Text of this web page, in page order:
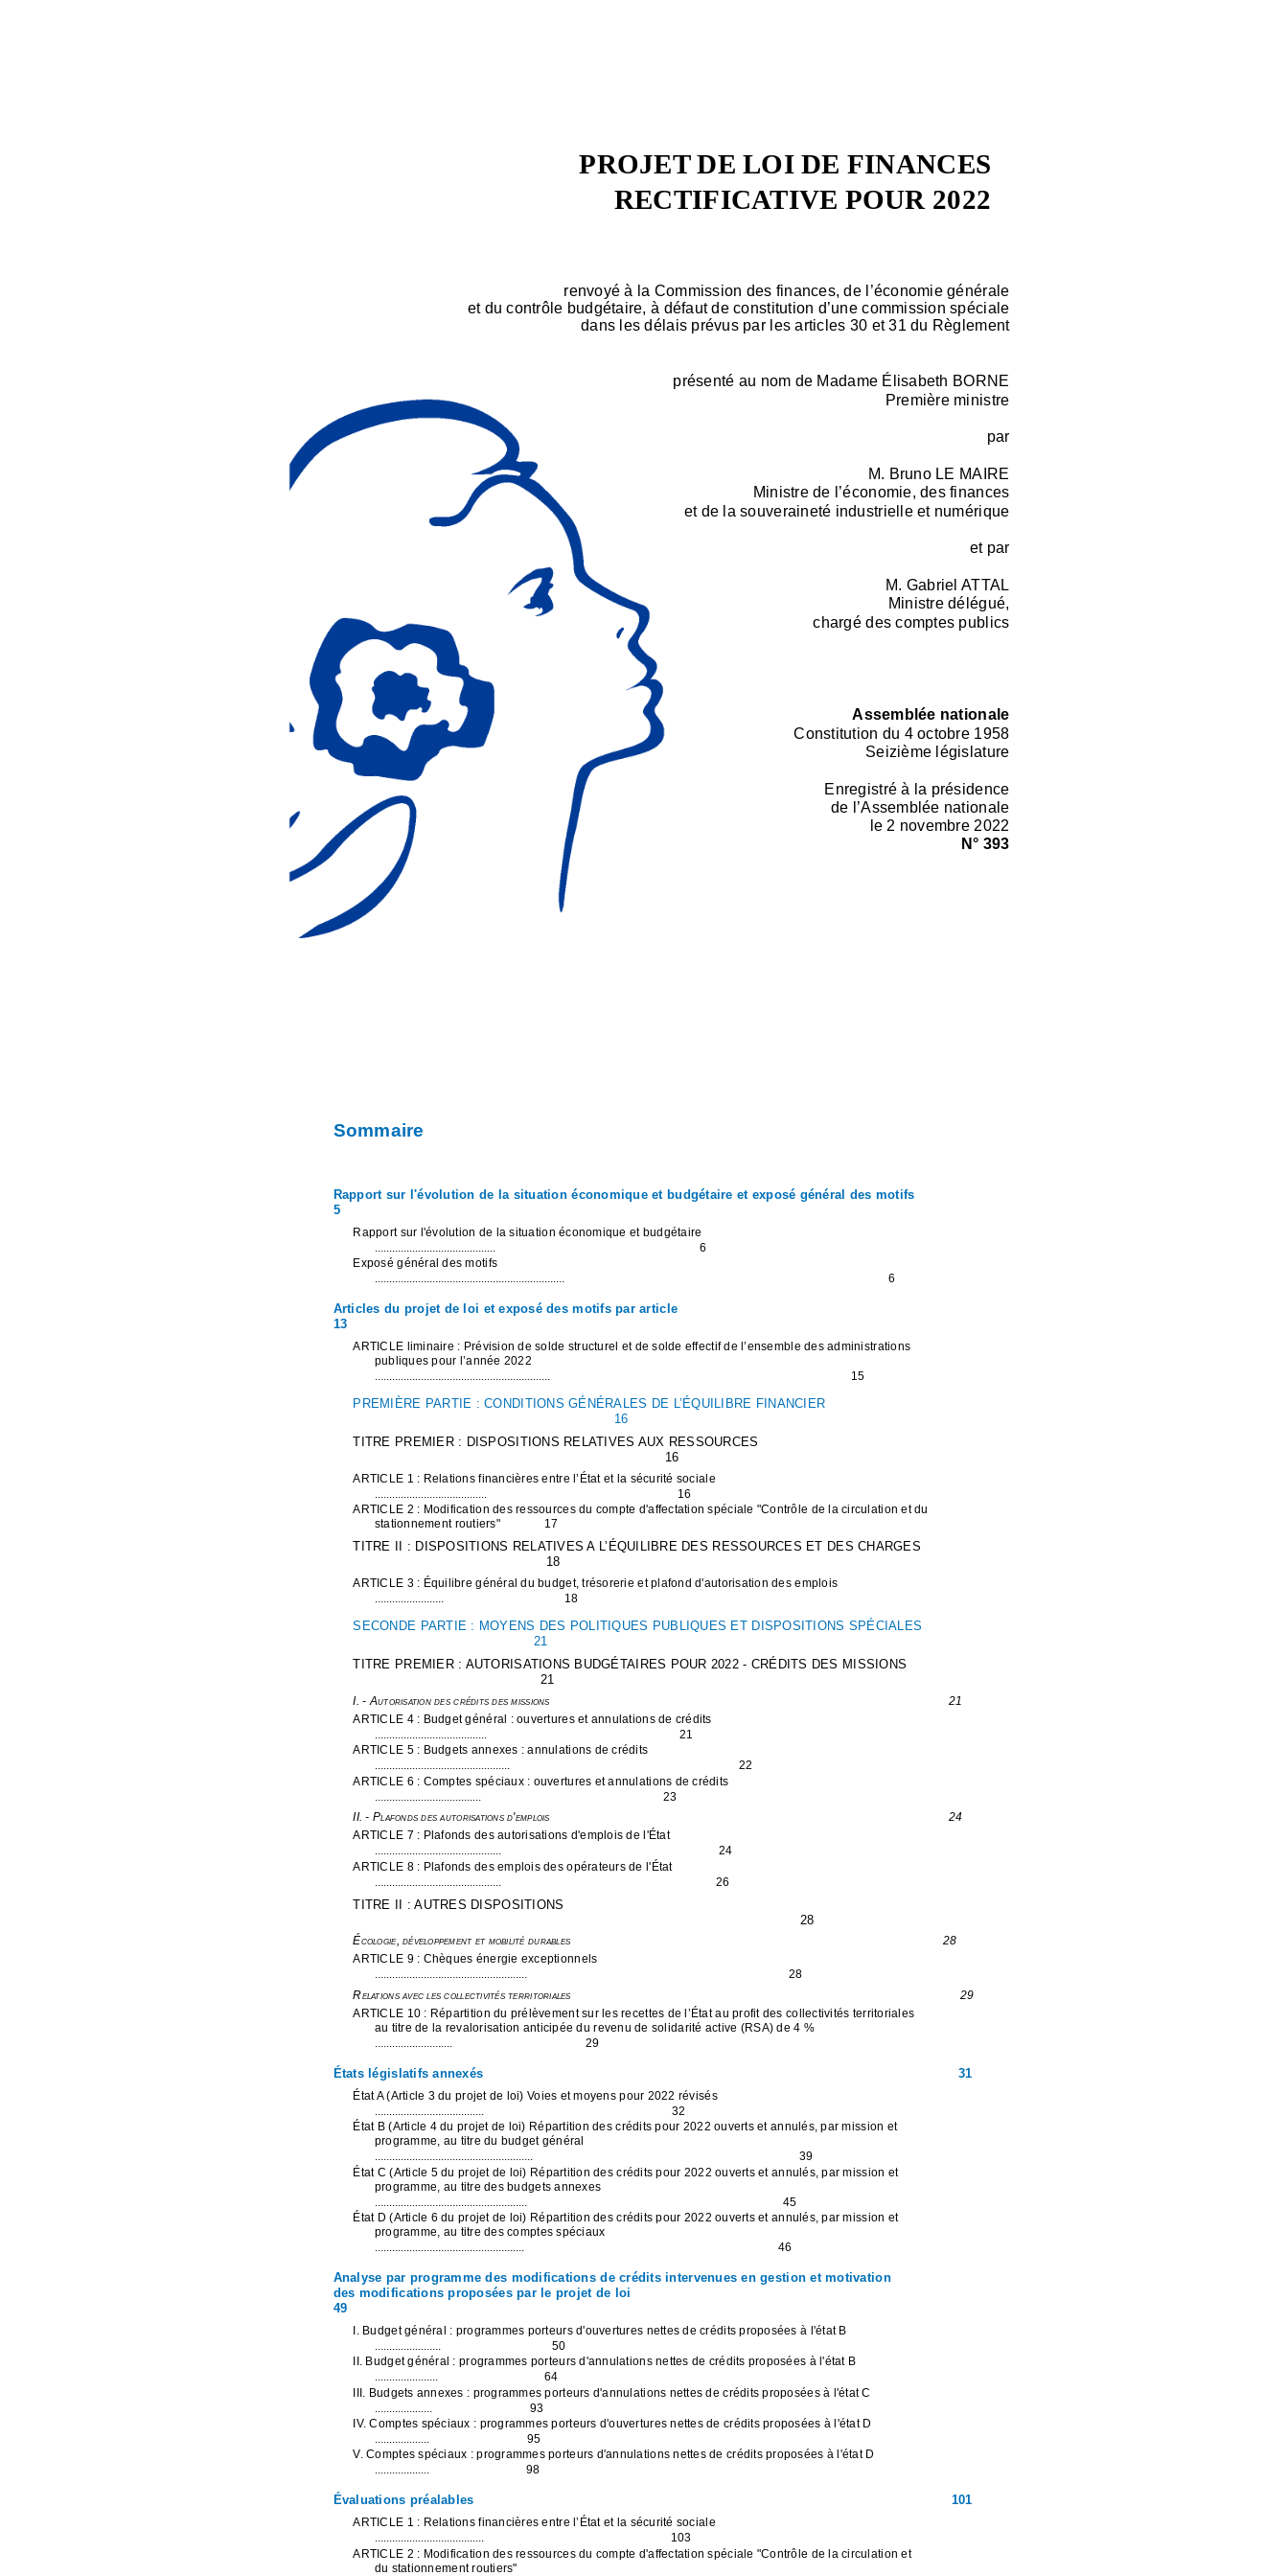
PROJET DE LOI DE FINANCES
RECTIFICATIVE POUR 2022
renvoyé à la Commission des finances, de l’économie générale
et du contrôle budgétaire, à défaut de constitution d’une commission spéciale
dans les délais prévus par les articles 30 et 31 du Règlement
présenté au nom de Madame Élisabeth BORNE
Première ministre
par
M. Bruno LE MAIRE
Ministre de l’économie, des finances
et de la souveraineté industrielle et numérique
et par
M. Gabriel ATTAL
Ministre délégué,
chargé des comptes publics
Assemblée nationale
Constitution du 4 octobre 1958
Seizième législature
Enregistré à la présidence
de l’Assemblée nationale
le 2 novembre 2022
N° 393
Sommaire
Rapport sur l'évolution de la situation économique et budgétaire et exposé général des motifs
5
Rapport sur l'évolution de la situation économique et budgétaire
6
Exposé général des motifs
.................................................................. 6
Articles du projet de loi et exposé des motifs par article
13
ARTICLE liminaire : Prévision de solde structurel et de solde effectif de l’ensemble des administrations
publiques pour l’année 2022
............................................................. 15
PREMIÈRE PARTIE : CONDITIONS GÉNÉRALES DE L’ÉQUILIBRE FINANCIER
16
TITRE PREMIER : DISPOSITIONS RELATIVES AUX RESSOURCES
16
ARTICLE 1 : Relations financières entre l’État et la sécurité sociale
.......................................
16
ARTICLE 2 : Modification des ressources du compte d'affectation spéciale "Contrôle de la circulation et du
stationnement routiers"
17
TITRE II : DISPOSITIONS RELATIVES A L’ÉQUILIBRE DES RESSOURCES ET DES CHARGES
18
ARTICLE 3 : Équilibre général du budget, trésorerie et plafond d'autorisation des emplois
........................ 18
SECONDE PARTIE : MOYENS DES POLITIQUES PUBLIQUES ET DISPOSITIONS SPÉCIALES
21
TITRE PREMIER : AUTORISATIONS BUDGÉTAIRES POUR 2022 - CRÉDITS DES MISSIONS
21
I. - Autorisation des crédits des missions
21
ARTICLE 4 : Budget général : ouvertures et annulations de crédits
.......................................
21
ARTICLE 5 : Budgets annexes : annulations de crédits
...............................................
22
ARTICLE 6 : Comptes spéciaux : ouvertures et annulations de crédits
23
II. - Plafonds des autorisations d'emplois
24
ARTICLE 7 : Plafonds des autorisations d'emplois de l'État
............................................
24
ARTICLE 8 : Plafonds des emplois des opérateurs de l'État
26
TITRE II : AUTRES DISPOSITIONS
28
Écologie, développement et mobilité durables
28
ARTICLE 9 : Chèques énergie exceptionnels
.....................................................
28
Relations avec les collectivités territoriales
29
ARTICLE 10 : Répartition du prélèvement sur les recettes de l’État au profit des collectivités territoriales
au titre de la revalorisation anticipée du revenu de solidarité active (RSA) de 4 %
29
États législatifs annexés 31
État A (Article 3 du projet de loi) Voies et moyens pour 2022 révisés
32
État B (Article 4 du projet de loi) Répartition des crédits pour 2022 ouverts et annulés, par mission et
programme, au titre du budget général
.......................................................
39
État C (Article 5 du projet de loi) Répartition des crédits pour 2022 ouverts et annulés, par mission et
programme, au titre des budgets annexes
45
État D (Article 6 du projet de loi) Répartition des crédits pour 2022 ouverts et annulés, par mission et
programme, au titre des comptes spéciaux
46
Analyse par programme des modifications de crédits intervenues en gestion et motivation
des modifications proposées par le projet de loi
49
I. Budget général : programmes porteurs d'ouvertures nettes de crédits proposées à l'état B
50
II. Budget général : programmes porteurs d'annulations nettes de crédits proposées à l'état B
......................
64
III. Budgets annexes : programmes porteurs d'annulations nettes de crédits proposées à l'état C
93
IV. Comptes spéciaux : programmes porteurs d'ouvertures nettes de crédits proposées à l'état D
95
V. Comptes spéciaux : programmes porteurs d'annulations nettes de crédits proposées à l'état D
................... 98
Évaluations préalables 101
ARTICLE 1 : Relations financières entre l’État et la sécurité sociale
......................................
103
ARTICLE 2 : Modification des ressources du compte d'affectation spéciale "Contrôle de la circulation et
du stationnement routiers"